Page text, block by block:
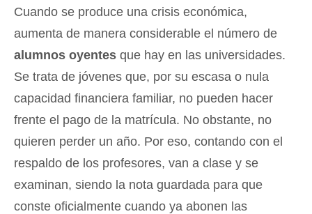
Cuando se produce una crisis económica,
aumenta de manera considerable el número de
alumnos oyentes que hay en las universidades.
Se trata de jóvenes que, por su escasa o nula
capacidad financiera familiar, no pueden hacer
frente el pago de la matrícula. No obstante, no
quieren perder un año. Por eso, contando con el
respaldo de los profesores, van a clase y se
examinan, siendo la nota guardada para que
conste oficialmente cuando ya abonen las